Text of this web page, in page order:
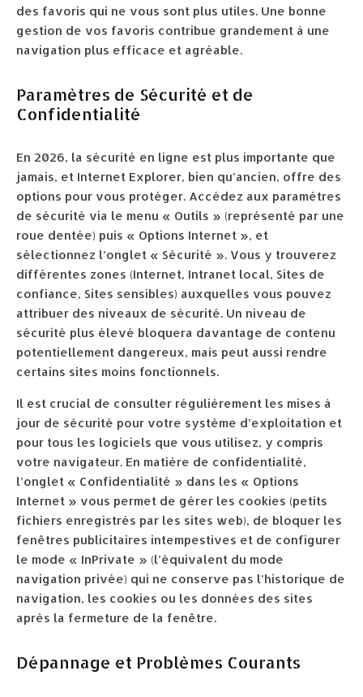
des favoris qui ne vous sont plus utiles. Une bonne
gestion de vos favoris contribue grandement à une
navigation plus efficace et agréable.
Paramètres de Sécurité et de
Confidentialité
En 2026, la sécurité en ligne est plus importante que
jamais, et Internet Explorer, bien qu’ancien, offre des
options pour vous protéger. Accédez aux paramètres
de sécurité via le menu « Outils » (représenté par une
roue dentée) puis « Options Internet », et
sélectionnez l’onglet « Sécurité ». Vous y trouverez
différentes zones (Internet, Intranet local, Sites de
confiance, Sites sensibles) auxquelles vous pouvez
attribuer des niveaux de sécurité. Un niveau de
sécurité plus élevé bloquera davantage de contenu
potentiellement dangereux, mais peut aussi rendre
certains sites moins fonctionnels.
Il est crucial de consulter régulièrement les mises à
jour de sécurité pour votre système d’exploitation et
pour tous les logiciels que vous utilisez, y compris
votre navigateur. En matière de confidentialité,
l’onglet « Confidentialité » dans les « Options
Internet » vous permet de gérer les cookies (petits
fichiers enregistrés par les sites web), de bloquer les
fenêtres publicitaires intempestives et de configurer
le mode « InPrivate » (l’équivalent du mode
navigation privée) qui ne conserve pas l’historique de
navigation, les cookies ou les données des sites
après la fermeture de la fenêtre.
Dépannage et Problèmes Courants